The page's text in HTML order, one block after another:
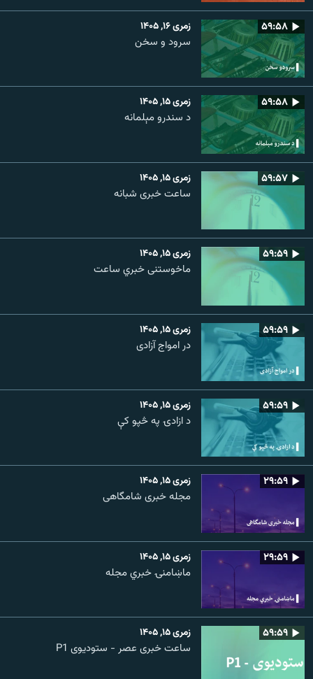
۵۹:۵۸ زمری ۱۶, ۱۴۰۵
سرود و سخن
۵۹:۵۸ زمری ۱۵, ۱۴۰۵
د سندرو مېلمانه
۵۹:۵۷ زمری ۱۵, ۱۴۰۵
ساعت خبری شبانه
۵۹:۵۹ زمری ۱۵, ۱۴۰۵
ماخوستنی خبري ساعت
۵۹:۵۹ زمری ۱۵, ۱۴۰۵
در امواج آزادی
۵۹:۵۹ زمری ۱۵, ۱۴۰۵
د ازادۍ په څپو کې
۲۹:۵۹ زمری ۱۵, ۱۴۰۵
مجله خبری شامگاهی
۲۹:۵۹ زمری ۱۵, ۱۴۰۵
ماښامنۍ خبري مجله
۵۹:۵۹ زمری ۱۵, ۱۴۰۵
ساعت خبری عصر - ستودیوی P1